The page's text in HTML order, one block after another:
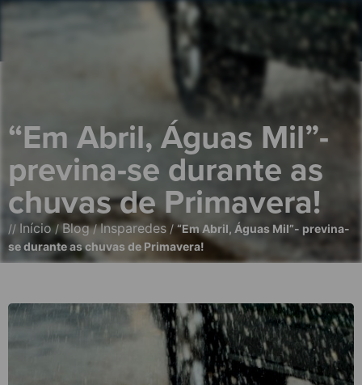
“Em Abril, Águas Mil”-
previna-se durante as
chuvas de Primavera!
// Início/ Blog/Insparedes /“Em Abril, Águas Mil”- previna-
se durante as chuvas de Primavera!